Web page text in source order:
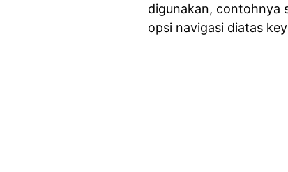
digunakan, contohnya
opsi navigasi diatas